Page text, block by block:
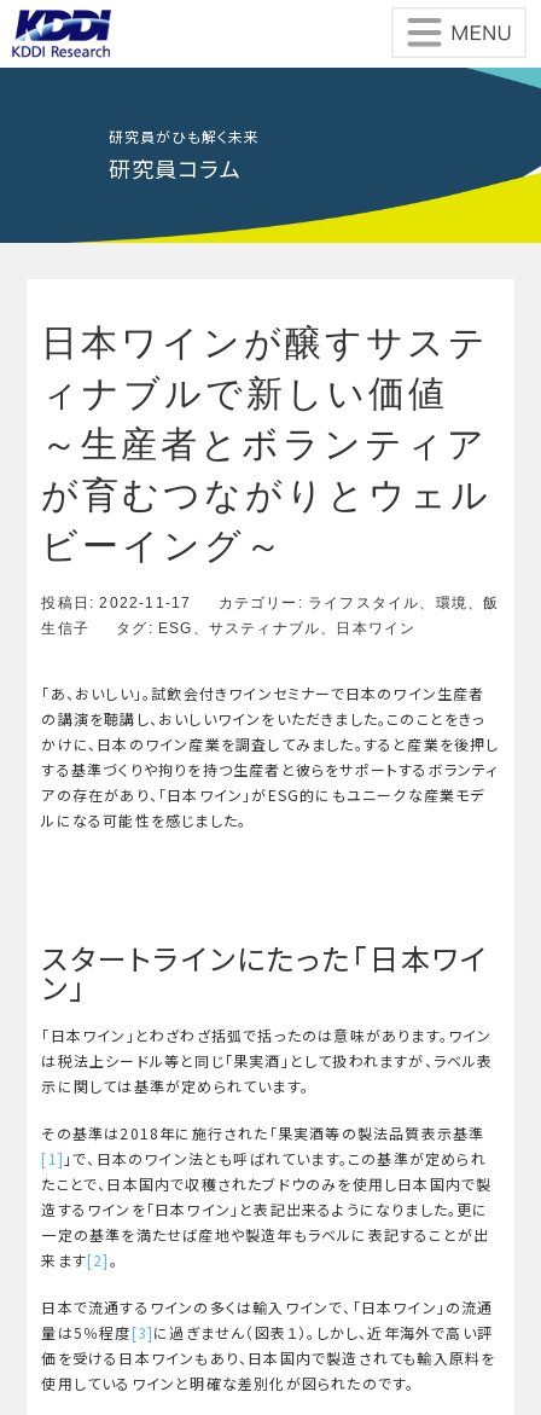
Skip
to
the
content
研究員がひも解く未来
研究員コラム
日本ワインが醸すサステ
ィナブルで新しい価値
～生産者とボランティア
が育むつながりとウェル
ビーイング～
投稿日:2022-11-17 カテゴリー: ライフスタイル、 環境、飯
生信子
タグ: ESG 、 サスティナブル、 日本ワイン
「あ、おいしい」。試飲会付きワインセミナーで日本のワイン生産者
の講演を聴講し、おいしいワインをいただきました。このことをきっ
かけに、日本のワイン産業を調査してみました。すると産業を後押し
する基準づくりや拘りを持つ生産者と彼らをサポートするボランティ
アの存在があり、「日本ワイン」がESG的にもユニークな産業モデ
ルになる可能性を感じました。
スタートラインにたった「日本ワイ
ン」
「日本ワイン」とわざわざ括弧で括ったのは意味があります。ワイン
は税法上シードル等と同じ「果実酒」として扱われますが、ラベル表
示に関しては基準が定められています。
その基準は2018年に施行された「果実酒等の製法品質表示基準
[1] 」で、日本のワイン法とも呼ばれています。この基準が定められ
たことで、日本国内で収穫されたブドウのみを使用し日本国内で製
造するワインを「日本ワイン」と表記出来るようになりました。更に
一定の基準を満たせば産地や製造年もラベルに表記することが出
来ます[2]。
日本で流通するワインの多くは輸入ワインで、「日本ワイン」の流通
量は5％程度[3]に過ぎません（図表１）。しかし、近年海外で高い評
価を受ける日本ワインもあり、日本国内で製造されても輸入原料を
使用しているワインと明確な差別化が図られたのです。